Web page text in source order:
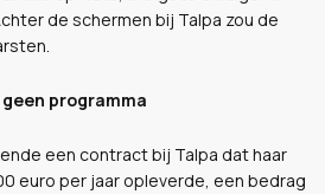
de schermen bij Talpa zou de
programma
een contract bij Talpa dat haar
euro per jaar opleverde, een bedrag